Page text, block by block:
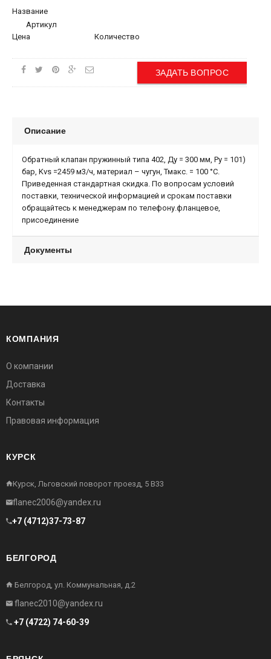
Название
Артикул
Цена
Количество
ЗАДАТЬ ВОПРОС
Описание
Обратный клапан пружинный типа 402, Ду = 300 мм, Ру = 101)
бар, Kvs =2459 м3/ч, материал – чугун, Тмакс. = 100 °С.
Приведенная стандартная скидка. По вопросам условий
поставки, технической информацией и срокам поставки
обращайтесь к менеджерам по телефону.фланцевое,
присоединение
Документы
КОМПАНИЯ
О компании
Доставка
Контакты
Правовая информация
КУРСК
Курск, Льговский поворот проезд, 5 В33
flanec2006@yandex.ru
+7 (4712)37-73-87
БЕЛГОРОД
Белгород, ул. Коммунальная, д.2
flanec2010@yandex.ru
+7 (4722) 74-60-39